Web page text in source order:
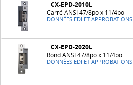
CX-EPD-2010L
Carré ANSI 47/8po x 11/4po
DONNÉES EDI ET APPROBATIONS
CX-EPD-2020L
Rond ANSI 47/8po x 11/4po
DONNÉES EDI ET APPROBATIONS